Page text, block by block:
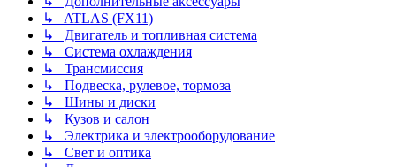
↳ ATLAS (FX11)
↳ Двигатель и топливная система
↳ Система охлаждения
↳ Трансмиссия
↳ Подвеска, рулевое, тормоза
↳ Шины и диски
↳ Кузов и салон
↳ Электрика и электрооборудование
↳ Свет и оптика